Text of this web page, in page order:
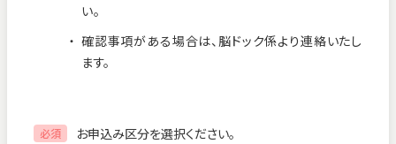
フロアマップ
お電話
い。
確認事項がある場合は、脳ドック係より連絡いたし
ます。
必須 お申込み区分を選択ください。